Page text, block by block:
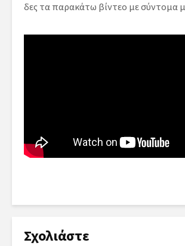
δες τα παρακάτω βίντεο με σύντομα
Σχολιάστε